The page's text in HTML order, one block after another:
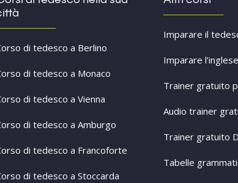
di tedesco a Berlino
di tedesco a Monaco
di tedesco a Vienna
di tedesco a Amburgo
di tedesco a Francoforte
di tedesco a Stoccarda
Imparare il
Imparare
Trainer gratuito
Audio trainer
Trainer gratuito
Tabelle